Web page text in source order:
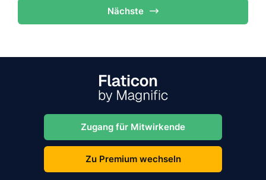
Nächste
Zugang für Mitwirkende
Zu Premium wechseln